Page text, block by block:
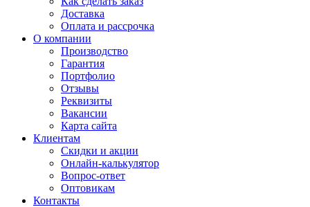
Доставка
Оплата и рассрочка
О компании
Производство
Гарантия
Портфолио
Отзывы
Реквизиты
Вакансии
Карта сайта
Клиентам
Скидки и акции
Онлайн-калькулятор
Вопрос-ответ
Оптовикам
Контакты